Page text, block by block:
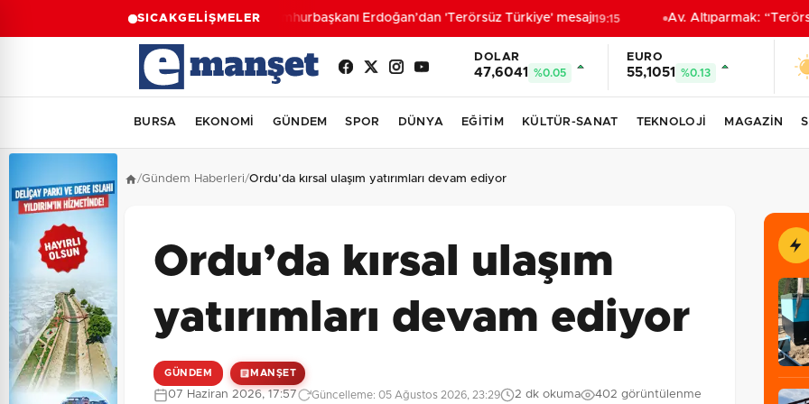
SICAKGELİŞMELERCumhurbaşkanı Erdoğan’dan 'Terörsüz Türkiye' mesajı19:15 Av. Altıparmak:
DOLAR
47,6041 %0.05
EURO
55,1051 %0.13
BURSA EKONOMİ GÜNDEM SPOR DÜNYA EĞİTİM KÜLTÜR-SANAT TEKNOLOJİ MAGAZİN
/Gündem Haberleri/Ordu’da kırsal ulaşım yatırımları devam ediyor
Ordu’da kırsal ulaşım
yatırımları devam ediyor
GÜNDEM MANŞET
07 Haziran 2026, 17:57 Güncelleme: 05 Ağustos 2026, 23:29 2 dk okuma 402 görüntülenme